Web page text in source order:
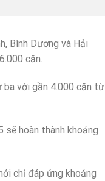
Bình Dương và Hải
căn.
ba với gần 4.000 căn từ
hoàn thành khoảng
chỉ đáp ứng khoảng